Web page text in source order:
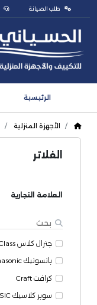
طلب الصيانة
الرئيسية
الأجهزة المنزلية
الفلاتر
العلامة التجارية
جنرال كلاس General Class
بانسونيك panasonic
كرافت Craft
سوبر كلاسيك SUPER CLASSIC